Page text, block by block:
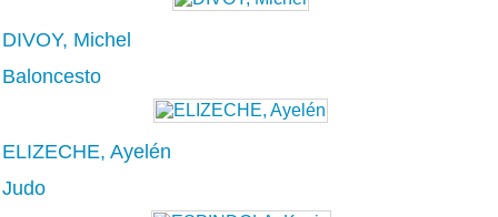
DIVOY, Michel
Baloncesto
ELIZECHE, Ayelén
Judo